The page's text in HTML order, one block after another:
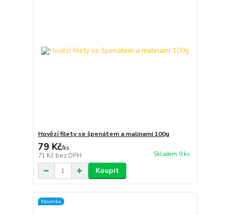
Hovězí filety se špenátem a malinami 100g
79 Kč/ks
71 Kč bez DPH Skladem 9 ks
Koupit
Novinka